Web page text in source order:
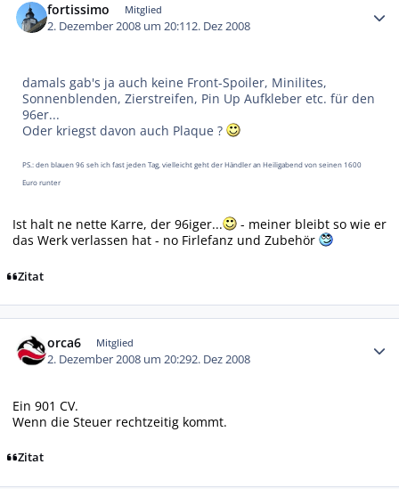
fortissimo Mitglied
2. Dezember 2008 um 20:112. Dez 2008
damals gab's ja auch keine Front-Spoiler, Minilites,
Sonnenblenden, Zierstreifen, Pin Up Aufkleber etc. für den
96er...
Oder kriegst davon auch Plaque ?
PS.: den blauen 96 seh ich fast jeden Tag, vielleicht geht der Händler an Heiligabend von seinen 1600
Euro runter
Ist halt ne nette Karre, der 96iger...
- meiner bleibt so wie er
das Werk verlassen hat - no Firlefanz und Zubehör
Zitat
orca6 Mitglied
2. Dezember 2008 um 20:292. Dez 2008
Ein 901 CV.
Wenn die Steuer rechtzeitig kommt.
Zitat